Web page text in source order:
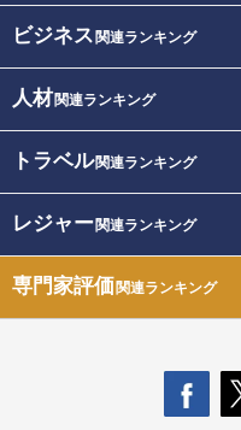
ビジネス 関連ランキング
人材関連ランキング
トラベル関連ランキング
レジャー関連ランキング
専門家評価関連ランキング